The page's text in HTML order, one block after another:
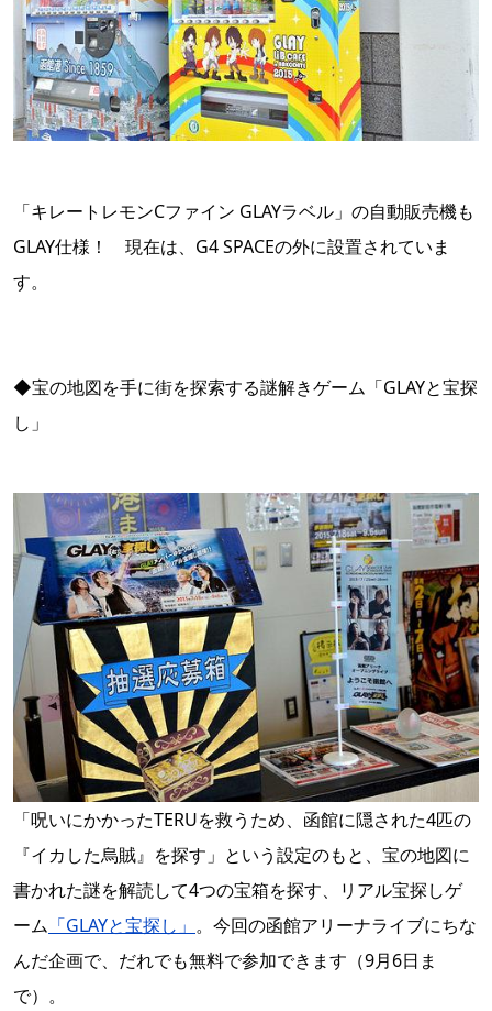
「キレートレモンCファイン GLAYラベル」の自動販売機も
GLAY仕様！ 現在は、G4 SPACEの外に設置されていま
す。
◆宝の地図を手に街を探索する謎解きゲーム「GLAYと宝探
し」
「呪いにかかったTERUを救うため、函館に隠された4匹の
『イカした烏賊』を探す」という設定のもと、宝の地図に
書かれた謎を解読して4つの宝箱を探す、リアル宝探しゲ
ーム 「GLAYと宝探し」 。今回の函館アリーナライブにちな
んだ企画で、だれでも無料で参加できます（9月6日ま
で）。